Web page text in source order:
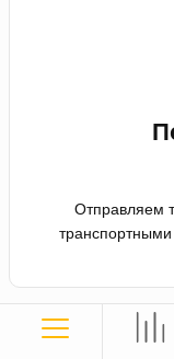
Отправляем